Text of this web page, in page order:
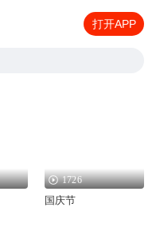
打开APP
1726
国庆节